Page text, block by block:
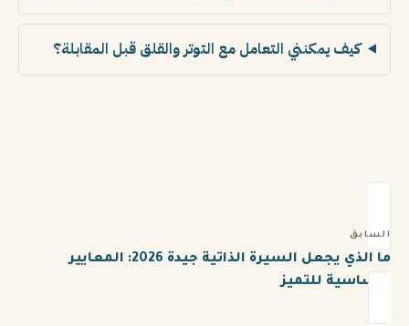
كيف يمكنني التعامل مع التوتر والقلق قبل المقابلة؟
السابق
ما الذي يجعل السيرة الذاتية جيدة 2026: المعايير
الأساسية للتميز